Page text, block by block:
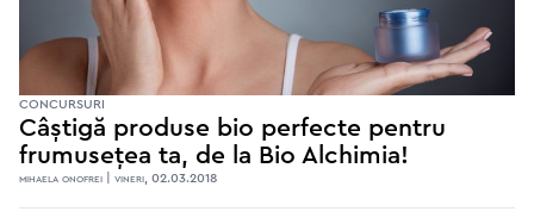
CONCURSURI
Câștigă produse bio perfecte pentru
frumusețea ta, de la Bio Alchimia!
mihaela onofrei | vineri, 02.03.2018